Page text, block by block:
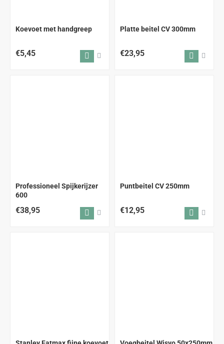
Koevoet met handgreep
€5,45
Platte beitel CV 300mm
€23,95
Professioneel Spijkerijzer
600
€38,95
Puntbeitel CV 250mm
€12,95